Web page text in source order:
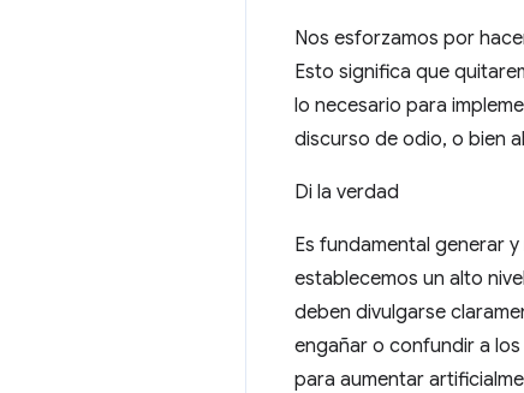
Nos esforzamos por
Esto significa que
lo necesario para
discurso de odio, o bien
Di la verdad
Es fundamental generar
establecemos un alto
deben divulgarse
engañar o confundir a
para aumentar